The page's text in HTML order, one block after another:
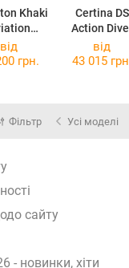
Khaki
Certina DS
Action
41.00
від
грн.
від
43 015
Фільтр Усі моделі
сайту
- новинки, хіти